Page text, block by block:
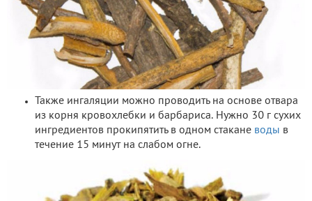
Также ингаляции можно проводить на основе отвара
из корня кровохлебки и барбариса. Нужно 30 г сухих
ингредиентов прокипятить в одном стакане воды в
течение 15 минут на слабом огне.